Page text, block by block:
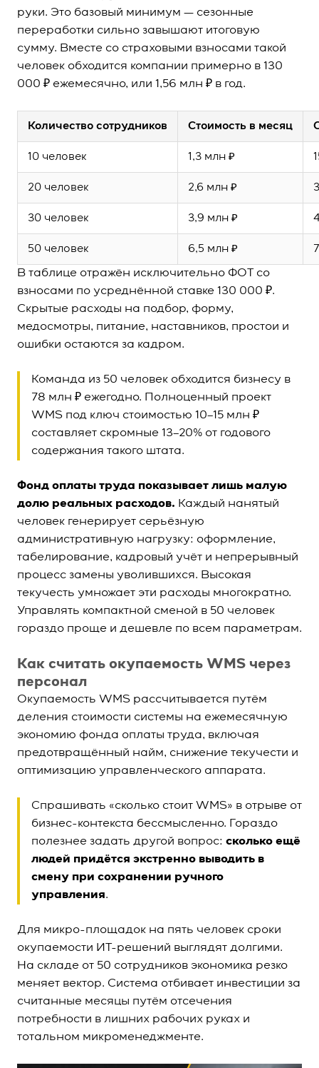
руки. Это базовый минимум — сезонные
переработки сильно завышают итоговую
сумму. Вместе со страховыми взносами такой
человек обходится компании примерно в 130
000 ₽ ежемесячно, или 1,56 млн ₽ в год.
Количество сотрудников Стоимость в месяц
10 человек 1,3 млн ₽
20 человек 2,6 млн ₽
30 человек 3,9 млн ₽
50 человек 6,5 млн ₽
В таблице отражён исключительно ФОТ со
взносами по усреднённой ставке 130 000 ₽.
Скрытые расходы на подбор, форму,
медосмотры, питание, наставников, простои и
ошибки остаются за кадром.
Команда из 50 человек обходится бизнесу в
78 млн ₽ ежегодно. Полноценный проект
WMS под ключ стоимостью 10–15 млн ₽
составляет скромные 13–20% от годового
содержания такого штата.
Фонд оплаты труда показывает лишь малую
долю реальных расходов. Каждый нанятый
человек генерирует серьёзную
административную нагрузку: оформление,
табелирование, кадровый учёт и непрерывный
процесс замены уволившихся. Высокая
текучесть умножает эти расходы многократно.
Управлять компактной сменой в 50 человек
гораздо проще и дешевле по всем параметрам.
Как считать окупаемость WMS через
персонал
Окупаемость WMS рассчитывается путём
деления стоимости системы на ежемесячную
экономию фонда оплаты труда, включая
предотвращённый найм, снижение текучести и
оптимизацию управленческого аппарата.
Спрашивать «сколько стоит WMS» в отрыве от
бизнес-контекста бессмысленно. Гораздо
полезнее задать другой вопрос: сколько ещё
людей придётся экстренно выводить в
смену при сохранении ручного
управления.
Для микро-площадок на пять человек сроки
окупаемости ИТ-решений выглядят долгими.
На складе от 50 сотрудников экономика резко
меняет вектор. Система отбивает инвестиции за
считанные месяцы путём отсечения
потребности в лишних рабочих руках и
тотальном микроменеджменте.